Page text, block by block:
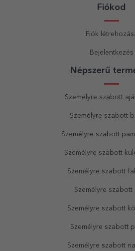
Fiókod
Fiók
Bejelentkezés
Népszerű
Személyre szabott
Személyre szabott
Személyre szabott
Személyre szabott
Személyre szabott
Személyre szabott
Személyre szabott
Személyre szabott
Személyre szabott